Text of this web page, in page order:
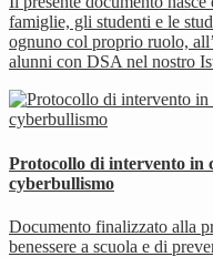
famiglie, gli studenti e le
ognuno col proprio ruolo,
alunni con DSA nel nostro
Protocollo di intervento in
cyberbullismo
Documento finalizzato alla
benessere a scuola e di